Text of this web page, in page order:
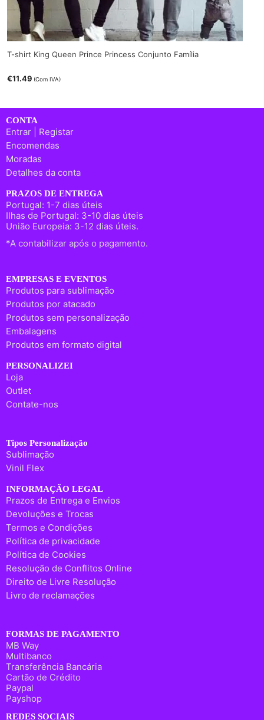
T-shirt King Queen Prince Princess Conjunto Família
€11.49 (Com IVA)
CONTA
Entrar | Registar
Encomendas
Moradas
Detalhes da conta
PRAZOS DE ENTREGA
Portugal: 1-7 dias úteis
Ilhas de Portugal: 3-10 dias úteis
União Europeia: 3-12 dias úteis.
*A contabilizar após o pagamento.
EMPRESAS E EVENTOS
Produtos para sublimação
Produtos por atacado
Produtos sem personalização
Embalagens
Produtos em formato digital
PERSONALIZEI
Loja
Outlet
Contate-nos
Tipos Personalização
Sublimação
Vinil Flex
INFORMAÇÃO LEGAL
Prazos de Entrega e Envios
Devoluções e Trocas
Termos e Condições
Política de privacidade
Política de Cookies
Resolução de Conflitos Online
Direito de Livre Resolução
Livro de reclamações
FORMAS DE PAGAMENTO
MB Way
Multibanco
Transferência Bancária
Cartão de Crédito
Paypal
Payshop
REDES SOCIAIS